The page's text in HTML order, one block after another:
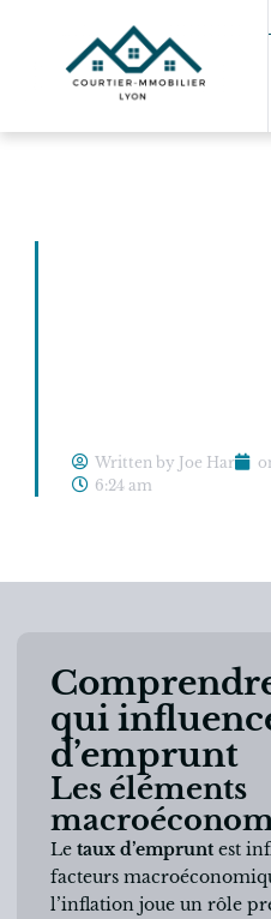
Written by Joe Har
6:24 am
qui
d’emprunt
Les éléments
Le taux d’emprunt est
facteurs
l’inflation joue un rôle